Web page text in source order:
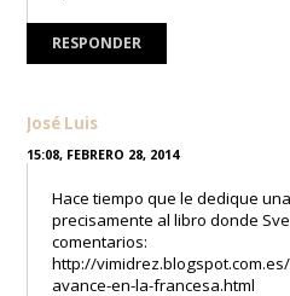
RESPONDER
José Luis
15:08, FEBRERO 28, 2014
Hace tiempo que le dedique
precisamente al libro donde
comentarios:
http://
avance-en-la-francesa.html